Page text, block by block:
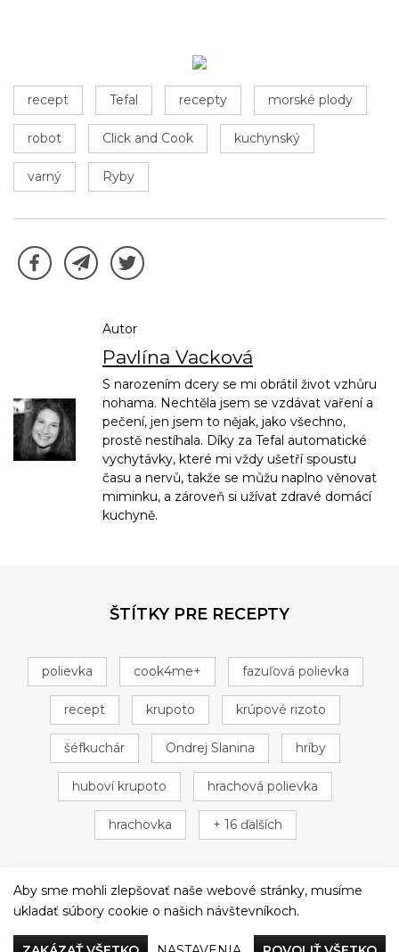
recept Tefal recepty morské plody
robot Click and Cook kuchynský
varný Ryby
Autor
Pavlína Vacková
S narozením dcery se mi obrátil život vzhůru
nohama. Nechtěla jsem se vzdávat vaření a
pečení, jen jsem to nějak, jako všechno,
prostě nestíhala. Díky za Tefal automatické
vychytávky, které mi vždy ušetří spoustu
času a nervů, takže se můžu naplno věnovat
miminku, a zároveň si užívat zdravé domácí
kuchyně.
ŠTÍTKY PRE RECEPTY
polievka cook4me+ fazuľová polievka
recept krupoto krúpové rizoto
šéfkuchár Ondrej Slanina hríby
huboví krupoto hrachová polievka
hrachovka + 16 ďalších
Večeriame společne
Aby sme mohli zlepšovať naše webové stránky, musíme
ukladať súbory cookie o našich návštevníkoch.